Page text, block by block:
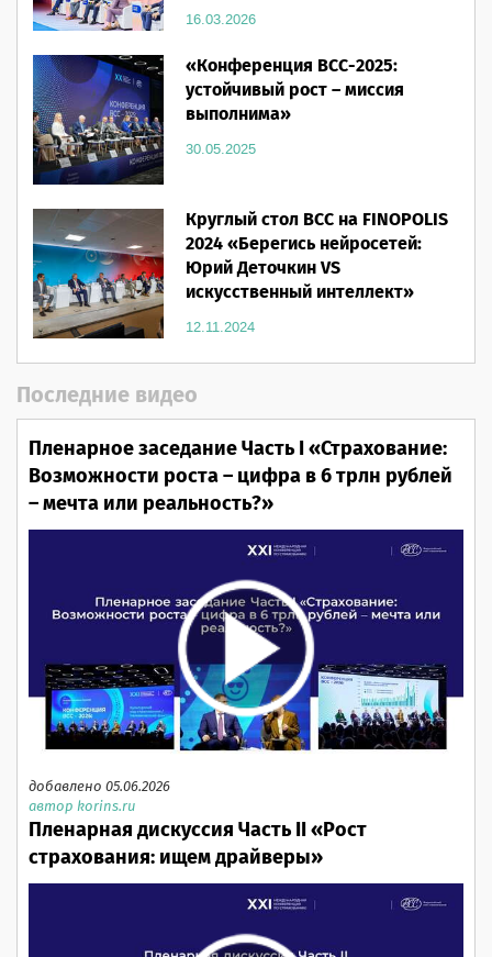
16.03.2026
«Конференция ВСС-2025:
устойчивый рост – миссия
выполнима»
30.05.2025
Круглый стол ВСС на FINOPOLIS
2024 «Берегись нейросетей:
Юрий Деточкин VS
искусственный интеллект»
12.11.2024
Последние видео
Пленарное заседание Часть I «Страхование:
Возможности роста – цифра в 6 трлн рублей
– мечта или реальность?»
добавлено 05.06.2026
автор korins.ru
Пленарная дискуссия Часть II «Рост
страхования: ищем драйверы»